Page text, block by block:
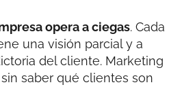
opera a ciegas. Cada
una visión parcial y a
del cliente. Marketing
saber qué clientes son